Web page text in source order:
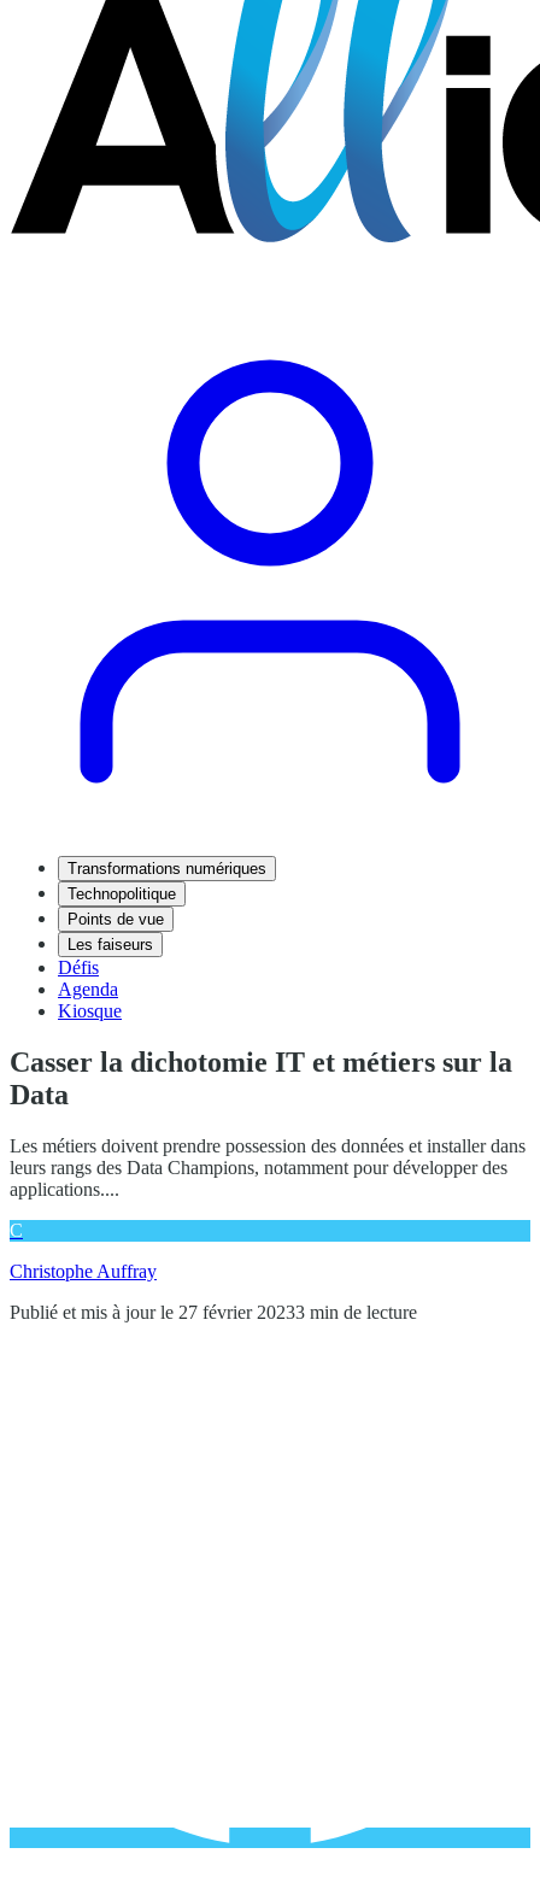
Transformations numériques
Technopolitique
Points de vue
Les faiseurs
Défis
Agenda
Kiosque
Casser la dichotomie IT et métiers sur la
Data
Les métiers doivent prendre possession des données et installer dans
leurs rangs des Data Champions, notamment pour développer des
applications....
C
Christophe Auffray
Publié et mis à jour le 27 février 20233 min de lecture